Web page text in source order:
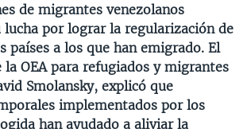
AL DÍA
[RADIO]
de migrantes venezolanos
lucha por lograr la regularización de
países a los que han emigrado. El
la OEA para refugiados y migrantes
Smolansky, explicó que
implementados por los
han ayudado a aliviar la